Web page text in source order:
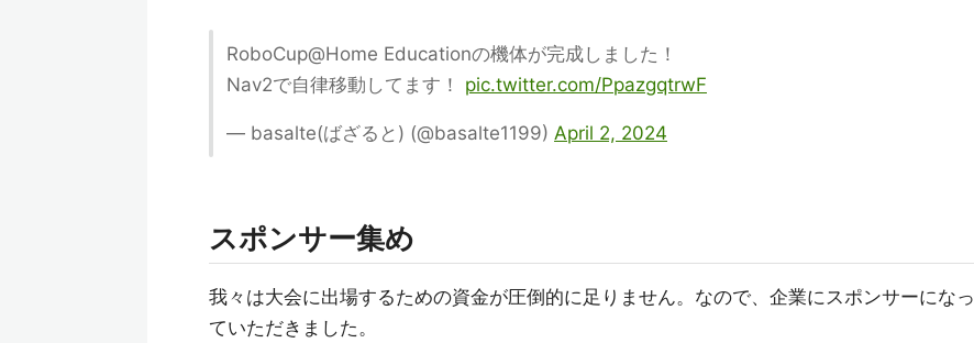
RoboCup@Home Educationの機体が完成しました！
Nav2で自律移動してます！ pic.twitter.com/PpazgqtrwF
— basalte(ばざると) (@basalte1199) April 2, 2024
スポンサー集め
我々は大会に出場するための資金が圧倒的に足りません。なので、企業にスポンサーになっ
ていただきました。